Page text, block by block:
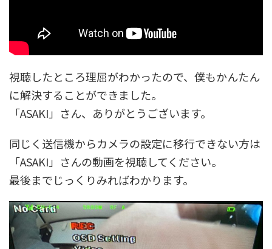
視聴したところ理屈がわかったので、僕もかんたん
に解決することができました。
「ASAKI」さん、ありがとうございます。
同じく送信機からカメラの設定に移行できない方は
「ASAKI」さんの動画を視聴してください。
最後までじっくりみればわかります。